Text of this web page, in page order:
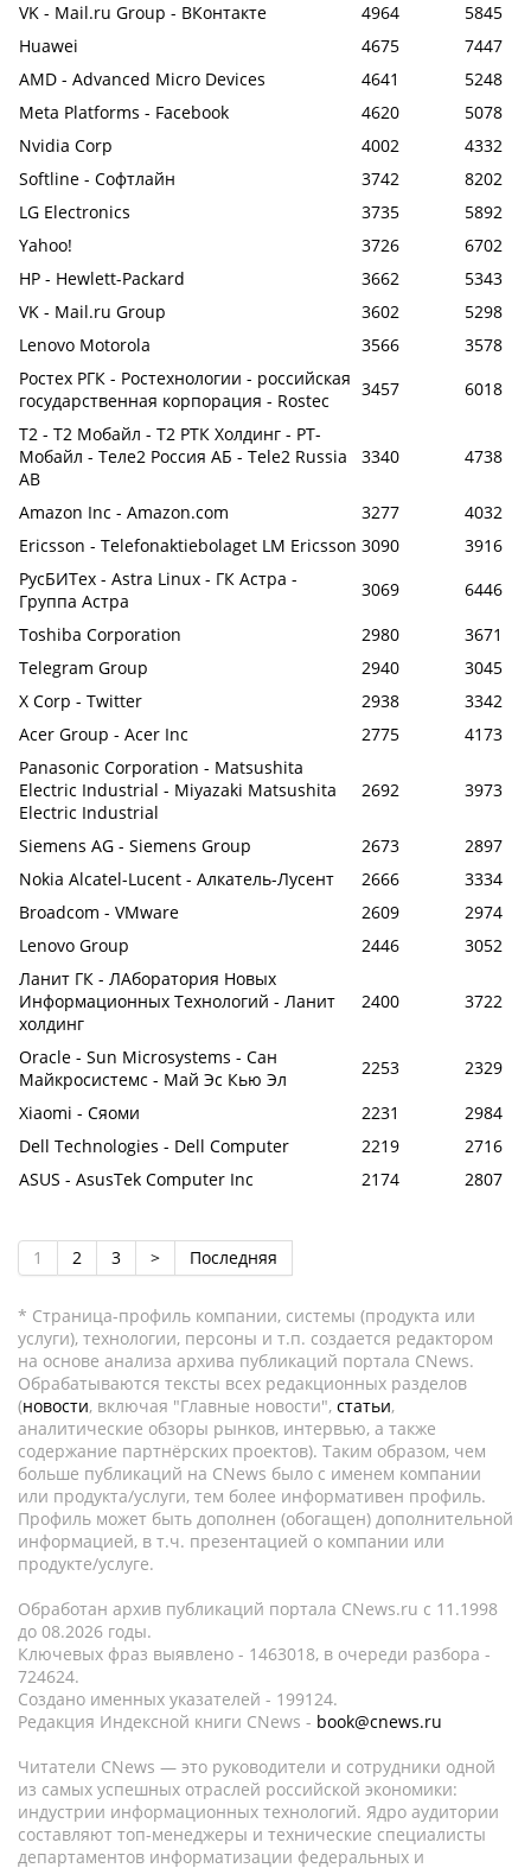
VK - Mail.ru Group - ВКонтакте
4964
5845
Huawei
4675
7447
AMD - Advanced Micro Devices
4641
5248
Meta Platforms - Facebook
4620
5078
Nvidia Corp
4002
4332
Softline - Софтлайн
3742
8202
LG Electronics
3735
5892
Yahoo!
3726
6702
HP - Hewlett-Packard
3662
5343
VK - Mail.ru Group
3602
5298
Lenovo Motorola
3566
3578
Ростех РГК - Ростехнологии - российская
государственная корпорация - Rostec
3457
6018
Т2 - Т2 Мобайл - Т2 РТК Холдинг - РТ-
Мобайл - Теле2 Россия АБ - Tele2 Russia
AB
3340 4738
Amazon Inc - Amazon.com 3277
4032
Ericsson - Telefonaktiebolaget LM Ericsson 3090
3916
РусБИТех - Astra Linux - ГК Астра -
Группа Астра
3069
6446
Toshiba Corporation
2980
3671
Telegram Group
2940
3045
X Corp - Twitter
2938
3342
Acer Group - Acer Inc
2775
4173
Panasonic Corporation - Matsushita
Electric Industrial - Miyazaki Matsushita
Electric Industrial
2692 3973
Siemens AG - Siemens Group 2673
2897
Nokia Alcatel-Lucent - Алкатель-Лусент
2666
3334
Broadcom - VMware
2609
2974
Lenovo Group
2446
3052
Ланит ГК - ЛАборатория Новых
Информационных Технологий - Ланит
холдинг
2400 3722
Oracle - Sun Microsystems - Сан
Майкросистемс - Май Эс Кью Эл
2253
2329
Xiaomi - Сяоми
2231
2984
Dell Technologies - Dell Computer
2219
2716
ASUS - AsusTek Computer Inc
2174 2807
1 2 3 > Последняя
* Страница-профиль компании, системы (продукта или
услуги), технологии, персоны и т.п. создается редактором
на основе анализа архива публикаций портала CNews.
Обрабатываются тексты всех редакционных разделов
(новости, включая "Главные новости", статьи,
аналитические обзоры рынков, интервью, а также
содержание партнёрских проектов). Таким образом, чем
больше публикаций на CNews было с именем компании
или продукта/услуги, тем более информативен профиль.
Профиль может быть дополнен (обогащен) дополнительной
информацией, в т.ч. презентацией о компании или
продукте/услуге.
Обработан архив публикаций портала CNews.ru c 11.1998
до 08.2026 годы.
Ключевых фраз выявлено - 1463018, в очереди разбора -
724624.
Создано именных указателей - 199124.
Редакция Индексной книги CNews - book@cnews.ru
Читатели CNews — это руководители и сотрудники одной
из самых успешных отраслей российской экономики:
индустрии информационных технологий. Ядро аудитории
составляют топ-менеджеры и технические специалисты
департаментов информатизации федеральных и